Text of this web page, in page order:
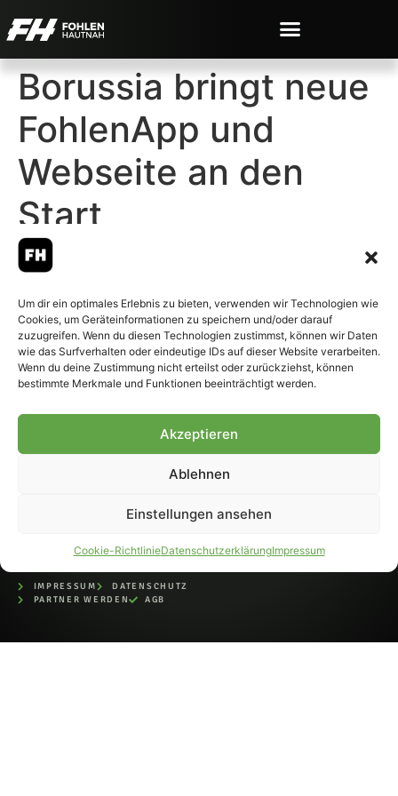
Um dir ein optimales Erlebnis zu bieten, verwenden wir Technologien wie
Cookies, um Geräteinformationen zu speichern und/oder darauf
zuzugreifen. Wenn du diesen Technologien zustimmst, können wir Daten
wie das Surfverhalten oder eindeutige IDs auf dieser Website verarbeiten.
Wenn du deine Zustimmung nicht erteilst oder zurückziehst, können
bestimmte Merkmale und Funktionen beeinträchtigt werden.
Akzeptieren
Ablehnen
Einstellungen ansehen
Cookie-RichtlinieDatenschutzerklärungImpressum
Borussia bringt neue
FohlenApp und
Webseite an den
Start
© 2007-2026 Fohlen-Hautnah.de
– Alle rechte vorbehalten.
Fohlen-Hautnah.de ist ein
offiziell eingetragenes Magazin
IMPRESSUM
DATENSCHUTZ
PARTNER WERDEN
AGB